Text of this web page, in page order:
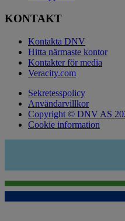
KONTAKT
Kontakta DNV
Hitta närmaste kontor
Kontakter för media
Veracity.com
Sekretesspolicy
Användarvillkor
Copyright © DNV AS
Cookie information